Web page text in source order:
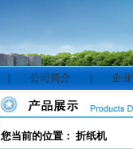
| 公司简介 | 企
您当前的位置： 折纸机